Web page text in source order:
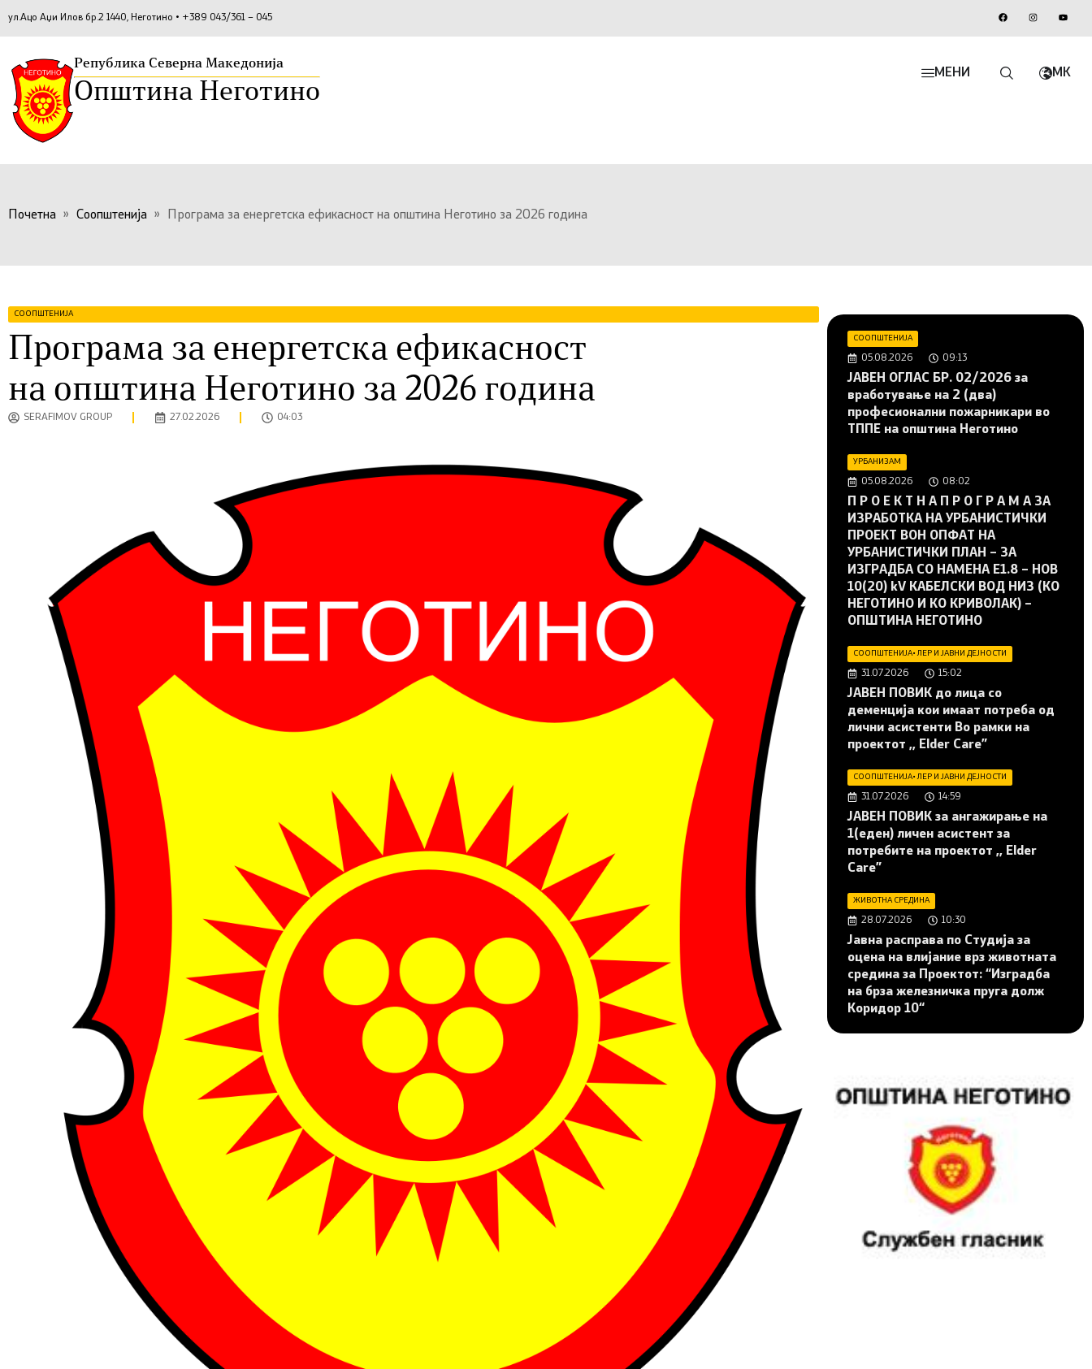
ул.Ацо Аџи Илов бр.2 1440, Неготино • +389 043/361 – 045
Република Северна Македонија
Општина Неготино
МЕНИ MK
Почетна » Соопштенија » Програма за енергетска ефикасност на општина Неготино за 2026 година
СООПШТЕНИЈА
Програма за енергетска ефикасност
на општина Неготино за 2026 година
SERAFIMOV GROUP 27.02.2026 04:03
СООПШТЕНИЈА
05.08.2026 09:13
JAВЕН ОГЛАС БР. 02/2026 за
вработување на 2 (два)
професионални пожарникари во
ТППЕ на општина Неготино
УРБАНИЗАМ
05.08.2026 08:02
П Р О Е К Т Н А П Р О Г Р А М А ЗА
ИЗРАБОТКА НА УРБАНИСТИЧКИ
ПРОЕКТ ВОН ОПФАТ НА
УРБАНИСТИЧКИ ПЛАН – ЗА
ИЗГРАДБА СО НАМЕНА Е1.8 – НОВ
10(20) kV КАБЕЛСКИ ВОД НИЗ (КО
НЕГОТИНО И КО КРИВОЛАК) –
ОПШТИНА НЕГОТИНО
СООПШТЕНИЈА•ЛЕР И ЈАВНИ ДЕЈНОСТИ
31.07.2026 15:02
JАВЕН ПОВИК до лица со
деменција кои имаат потреба од
лични асистенти Во рамки на
проектот ,, Elder Care”
СООПШТЕНИЈА•ЛЕР И ЈАВНИ ДЕЈНОСТИ
31.07.2026 14:59
JАВЕН ПОВИК за ангажирање на
1(еден) личен асистент за
потребите на проектот ,, Elder
Care”
ЖИВОТНА СРЕДИНА
28.07.2026 10:30
Јавна расправа по Студија за
оцена на влијание врз животната
средина за Проектот: “Изградба
на брза железничка пруга долж
Коридор 10“